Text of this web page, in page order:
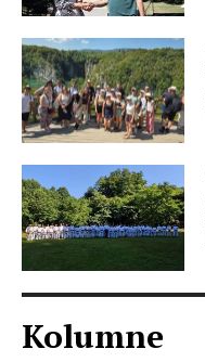
Kolumne